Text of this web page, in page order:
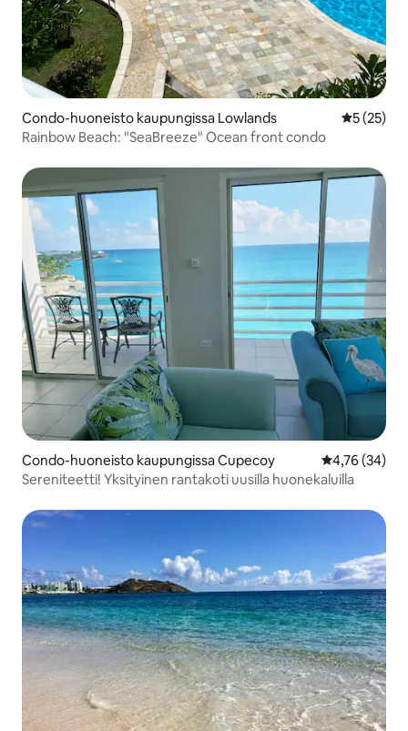
Condo-huoneisto kaupungissa Lowlands
5 (25)
Rainbow Beach: "SeaBreeze" Ocean front condo
Condo-huoneisto kaupungissa Cupecoy
4,76 (34)
Sereniteetti! Yksityinen rantakoti uusilla huonekaluilla